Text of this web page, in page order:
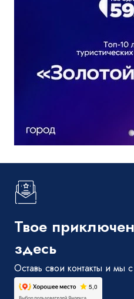
Твое
здесь
Оставь свои контакты и мы